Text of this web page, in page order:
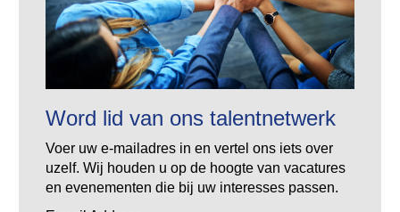
Word lid van ons talentnetwerk
Voer uw e-mailadres in en vertel ons iets over
uzelf. Wij houden u op de hoogte van vacatures
en evenementen die bij uw interesses passen.